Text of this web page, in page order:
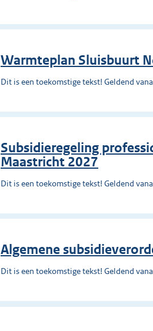
Warmteplan Sluisbuurt
Dit is een toekomstige tekst! Geldend
Subsidieregeling
Maastricht 2027
Dit is een toekomstige tekst! Geldend
Algemene
Dit is een toekomstige tekst! Geldend